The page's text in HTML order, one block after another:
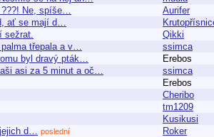
Ne, spíše… Aurifer
ať se mají d…
sežrat. Qikki
třepala a v… ssimca
byl dravý pták… Erebos
asi za 5 minut a oč… ssimca
Erebos
Cheribo
tm1209
Kusikusi
d… poslední Roker